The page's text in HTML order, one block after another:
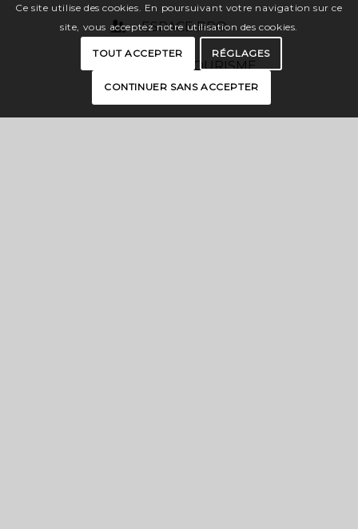
ESPACE PRO
OFFICES DE TOURISME
Ce site utilise des cookies. En poursuivant votre navigation sur ce
site, vous acceptez notre utilisation des cookies.
TOUT ACCEPTER RÉGLAGES
CONTINUER SANS ACCEPTER